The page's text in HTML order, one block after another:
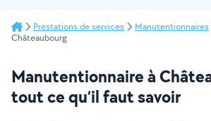
Prestations de services Manutentionnaires
Châteaubourg
Manutentionnaire à
tout ce qu’il faut savoir